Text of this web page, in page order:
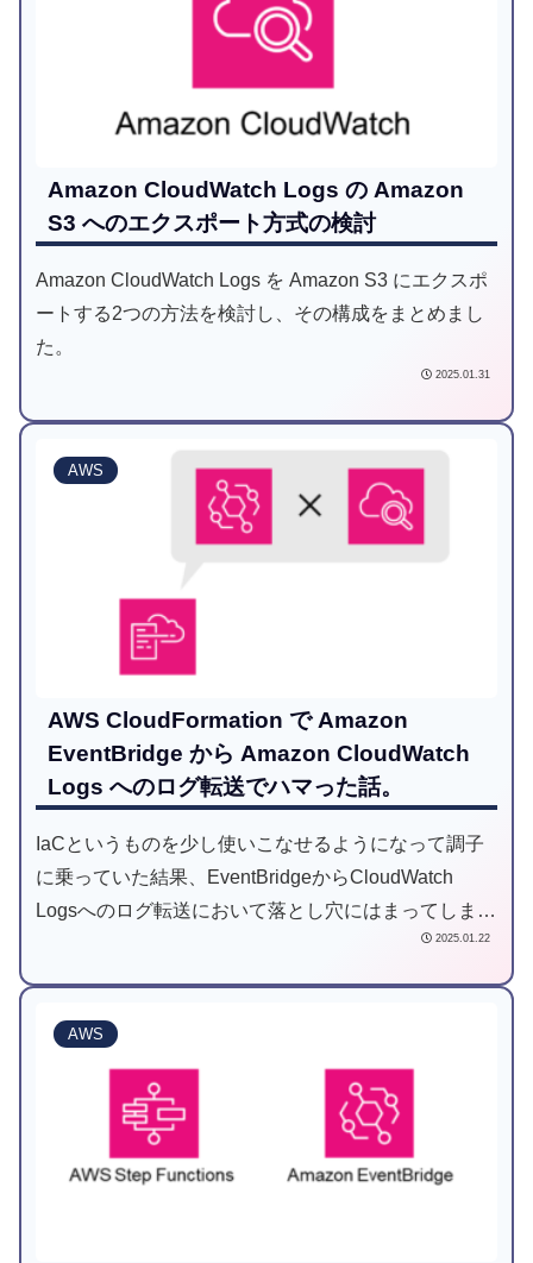
Amazon CloudWatch Logs の Amazon
S3 へのエクスポート方式の検討
Amazon CloudWatch Logs を Amazon S3 にエクスポ
ートする2つの方法を検討し、その構成をまとめまし
た。
2025.01.31
AWS
AWS CloudFormation で Amazon
EventBridge から Amazon CloudWatch
Logs へのログ転送でハマった話。
IaCというものを少し使いこなせるようになって調子
に乗っていた結果、EventBridgeからCloudWatch
Logsへのログ転送において落とし穴にはまってしまっ
たので、自戒の意味も込めてご紹介いたします。2025.01.22
AWS